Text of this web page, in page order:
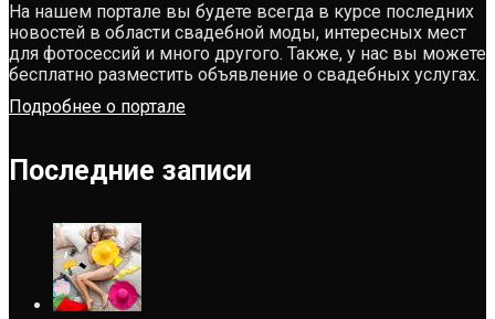
На нашем портале вы будете всегда в курсе последних
новостей в области свадебной моды, интересных мест
для фотосессий и много другого. Также, у нас вы можете
бесплатно разместить объявление о свадебных услугах.
Подробнее о портале
Последние записи